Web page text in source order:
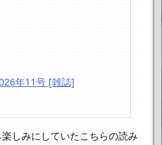
年11号 [雑誌]
しみにしていたこちらの読み